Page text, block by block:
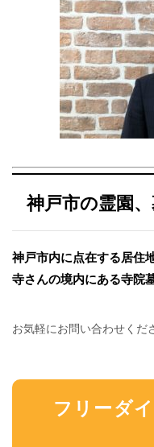
神戸市の霊園
神戸市内に点在する居住
寺さんの境内にある寺院
お気軽にお問い合わせくだ
フリーダ